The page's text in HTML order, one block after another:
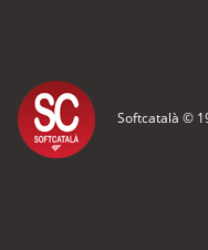
Softcatalà ©